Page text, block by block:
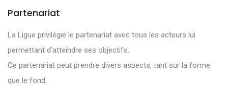
Partenariat
La Ligue privilégie le partenariat avec tous les acteurs lui
permettant d'atteindre ses objectifs.
Ce partenariat peut prendre divers aspects, tant sur la forme
que le fond.